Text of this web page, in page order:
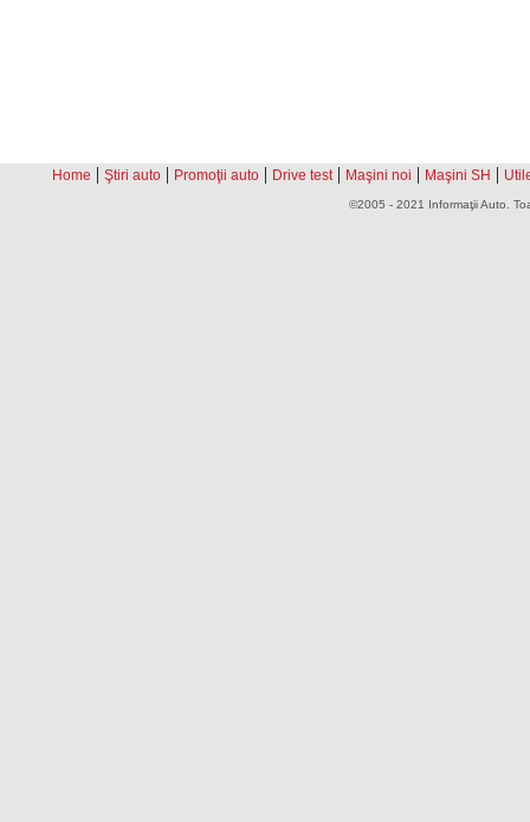
Home | Ştiri auto | Promoţii auto | Drive test | Maşini noi | Maşini SH |
©2005 - 2021 Informaţii Auto.